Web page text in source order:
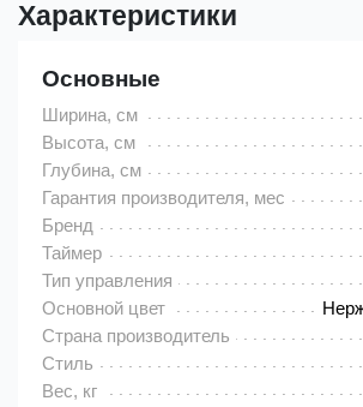
Характеристики
Основные
Ширина, см
Высота, см
Глубина, см
Гарантия производителя, мес
Бренд
Таймер
Тип управления
Основной цвет
Страна производитель
Стиль
Вес, кг